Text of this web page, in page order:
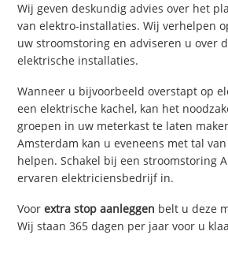
Wij geven deskundig advies over het
van elektro-installaties. Wij verhelpen
uw stroomstoring en adviseren u over
elektrische installaties.
Wanneer u bijvoorbeeld overstapt op
een elektrische kachel, kan het
groepen in uw meterkast te laten
Amsterdam kan u eveneens met tal
helpen. Schakel bij een stroomstoring
ervaren elektriciensbedrijf in.
Voorextra stop aanleggen belt u deze
Wij staan 365 dagen per jaar voor u